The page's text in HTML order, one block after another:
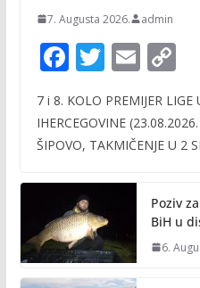
7. Augusta 2026. admin
F
e
b
o
k
T
itt
er
E
ai
l
C
p
y
n
k
7 i 8. KOLO PREMIJER LIGE
IHERCEGOVINE
ŠIPOVO, TAKMIČENJE U 2
Poziv
BiH u
6.